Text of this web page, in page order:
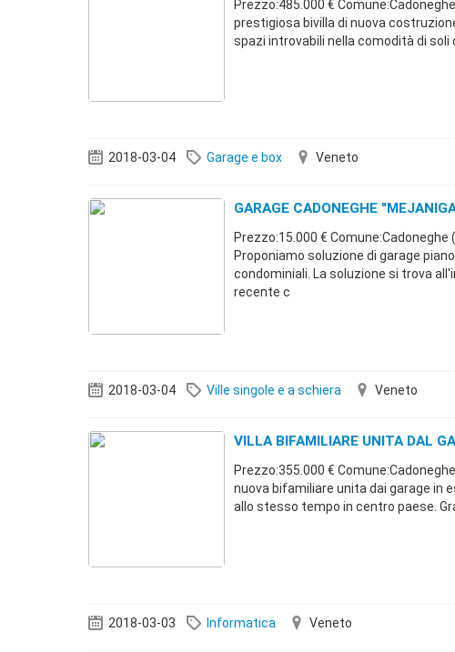
Prezzo:485.000 €
prestigiosa bivilla di nuova
spazi introvabili nella comodità di soli
2018-03-04 Garage e box Veneto
GARAGE CADONEGHE
Prezzo:15.000 €
Proponiamo soluzione di garage
condominiali. La soluzione si trova
recente c
2018-03-04 Ville singole e a schiera Veneto
VILLA BIFAMILIARE UNITA DAL
Prezzo:355.000 €
nuova bifamiliare unita dai garage in
allo stesso tempo in centro paese.
2018-03-03 Informatica Veneto